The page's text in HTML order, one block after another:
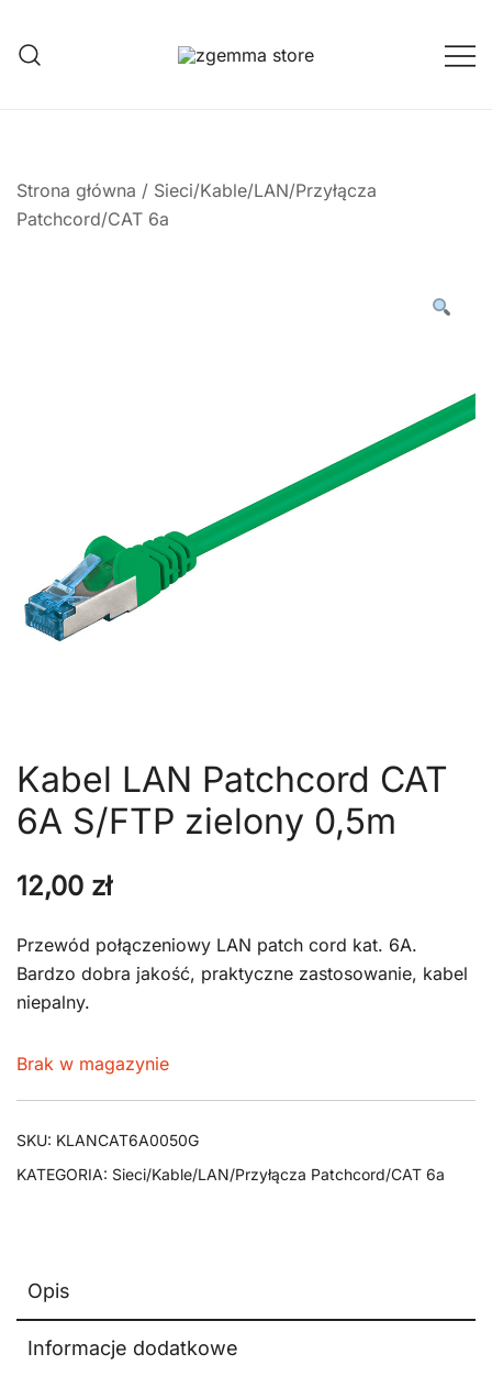
treści
Strona główna / Sieci/Kable/LAN/Przyłącza
Patchcord/CAT 6a
Kabel LAN Patchcord CAT
6A S/FTP zielony 0,5m
12,00 zł
Przewód połączeniowy LAN patch cord kat. 6A.
Bardzo dobra jakość, praktyczne zastosowanie, kabel
niepalny.
Brak w magazynie
SKU: KLANCAT6A0050G
KATEGORIA: Sieci/Kable/LAN/Przyłącza Patchcord/CAT 6a
Opis
Informacje dodatkowe